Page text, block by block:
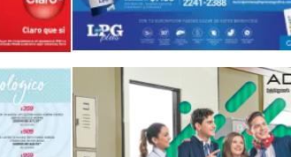
PRomociones CLARO HOGAR con computadoras para regresar a clases 2018